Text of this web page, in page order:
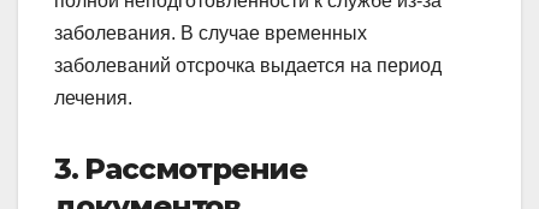
заболевания. В случае временных
заболеваний отсрочка выдается на период
лечения.
3. Рассмотрение